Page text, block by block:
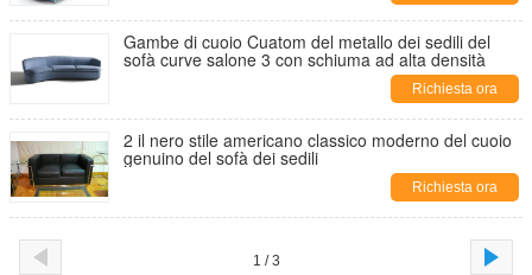
Gambe di cuoio Cuatom del metallo dei sedili del
sofà curve salone 3 con schiuma ad alta densità
Richiesta ora
2 il nero stile americano classico moderno del cuoio
genuino del sofà dei sedili
Richiesta ora
1 / 3